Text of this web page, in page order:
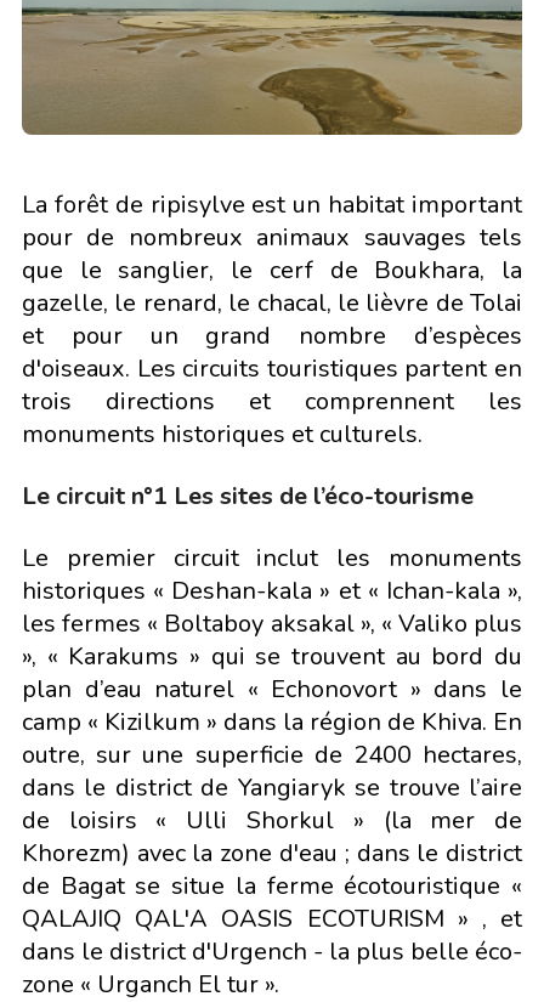
La forêt de ripisylve est un habitat important
pour de nombreux animaux sauvages tels
que le sanglier, le cerf de Boukhara, la
gazelle, le renard, le chacal, le lièvre de Tolai
et pour un grand nombre d’espèces
d'oiseaux. Les circuits touristiques partent en
trois directions et comprennent les
monuments historiques et culturels.
Le circuit n°1 Les sites de l’éco-tourisme
Le premier circuit inclut les monuments
historiques « Deshan-kala » et « Ichan-kala »,
les fermes « Boltaboy aksakal », « Valiko plus
», « Karakums » qui se trouvent au bord du
plan d’eau naturel « Echonovort » dans le
camp « Kizilkum » dans la région de Khiva. En
outre, sur une superficie de 2400 hectares,
dans le district de Yangiaryk se trouve l’aire
de loisirs « Ulli Shorkul » (la mer de
Khorezm) avec la zone d'eau ; dans le district
de Bagat se situe la ferme écotouristique «
QALAJIQ QAL'A OASIS ECOTURISM » , et
dans le district d'Urgench - la plus belle éco-
zone « Urganch El tur ».